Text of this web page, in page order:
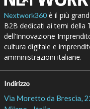
Nextwork360è il più
B2B dedicati ai temi della
dell’Innovazione
cultura digitale e
amministrazioni italiane.
Indirizzo
Via Moretto da Brescia,